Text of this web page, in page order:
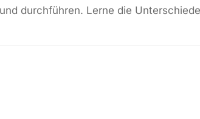
durchführen. Lerne die